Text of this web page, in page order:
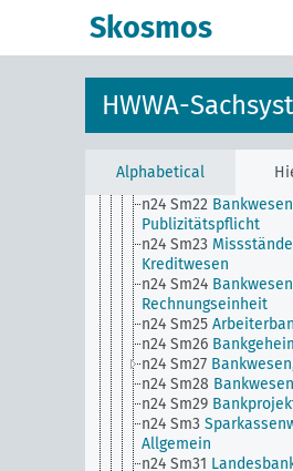
Skosmos
HWWA-
Alphabetical
n24 Sm15
Kredits
Arbitrage
Schuldenausgleich
n24 Sm22
Publizitätspflicht
n24 Sm23
Kreditwesen
n24 Sm24
Rechnungseinheit
n24 Sm25
n24 Sm26
n24 Sm27
n24 Sm28
n24 Sm29
n24 Sm3
Allgemein
n24 Sm31